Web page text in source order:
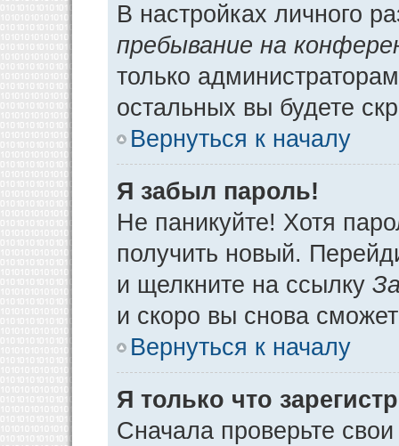
В настройках личного
пребывание на
только
остальных вы будете
Вернуться к началу
Я забыл пароль!
Не паникуйте! Хотя
получить новый.
и щелкните на ссылку
и скоро вы снова
Вернуться к началу
Я только что
Сначала проверьте